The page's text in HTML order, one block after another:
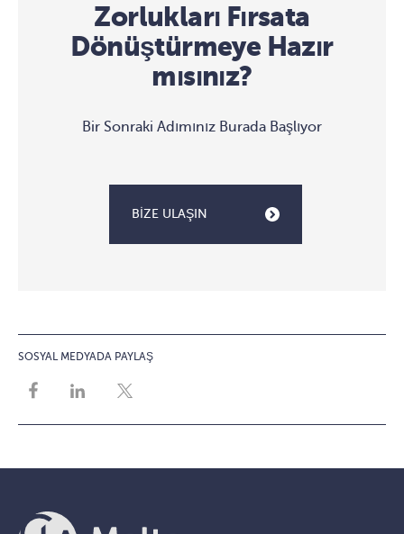
Zorlukları Fırsata
Dönüştürmeye Hazır
mısınız?
Bir Sonraki Adımınız Burada Başlıyor
BIZE ULAŞIN
SOSYAL MEDYADA PAYLAŞ